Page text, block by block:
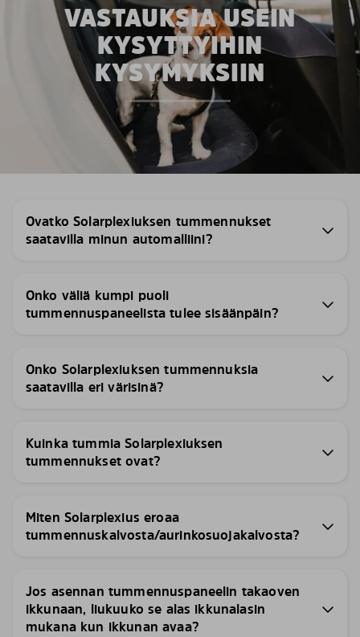
VASTAUKSIA USEIN
KYSYTTYIHIN
KYSYMYKSIIN
Ovatko Solarplexiuksen tummennukset
saatavilla minun automalliini?
Onko väliä kumpi puoli
tummennuspaneelista tulee sisäänpäin?
Onko Solarplexiuksen tummennuksia
saatavilla eri värisinä?
Kuinka tummia Solarplexiuksen
tummennukset ovat?
Miten Solarplexius eroaa
tummennuskalvosta/aurinkosuojakalvosta?
Jos asennan tummennuspaneelin takaoven
ikkunaan, liukuuko se alas ikkunalasin
mukana kun ikkunan avaa?